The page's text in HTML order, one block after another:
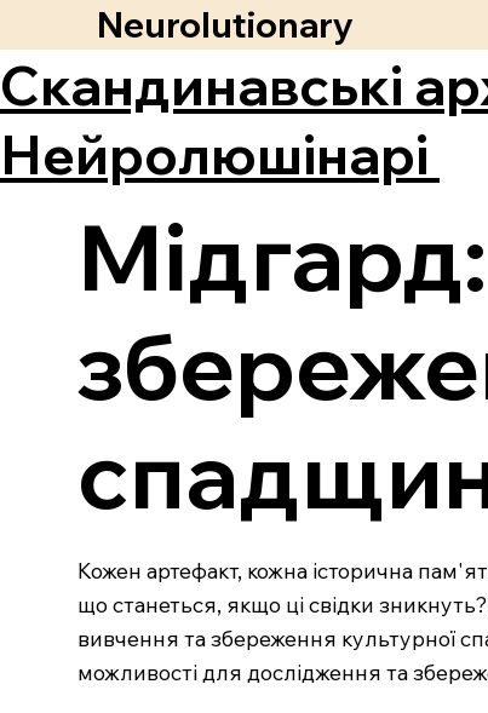
Neurolutionary
Скандинавські
Нейролюшінарі
Кожен артефакт, кожна історична
що станеться, якщо ці свідки
вивчення та збереження культурної
можливості для дослідження та